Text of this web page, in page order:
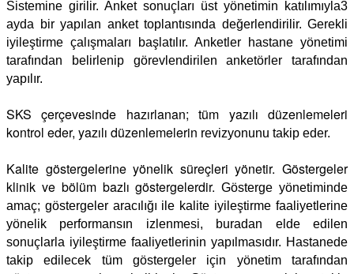
Sistemine girilir. Anket sonuçları üst yönetimin katılımıyla3
ayda bir yapılan anket toplantısında değerlendirilir. Gerekli
iyileştirme çalışmaları başlatılır. Anketler
hastane yönetimi
tarafından belirlenip görevlendirilen anketörler tarafından
yapılır.
SKS çerçevesinde hazırlanan; tüm yazılı düzenlemeleri
kontrol eder, yazılı düzenlemelerin revizyonunu takip eder.
Kalite göstergelerine yönelik süreçleri yönetir. Göstergeler
klinik ve bölüm bazlı göstergelerdir.Gösterge yönetiminde
amaç; göstergeler aracılığı ile kalite iyileştirme faaliyetlerine
yönelik performansın izlenmesi, buradan elde edilen
sonuçlarla iyileştirme faaliyetlerinin yapılmasıdır. Hastanede
takip edilecek tüm göstergeler için yönetim tarafından